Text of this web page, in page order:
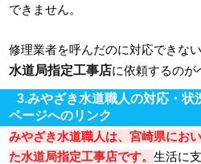
できません。
修理業者を呼んだのに対応できな
水道局指定工事店に依頼するのが
3.みやざき水道職人の対応・状
ページへのリンク
みやざき水道職人は、宮崎県にお
た水道局指定工事店です。生活に